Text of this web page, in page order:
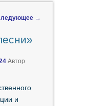
→
Автор
и